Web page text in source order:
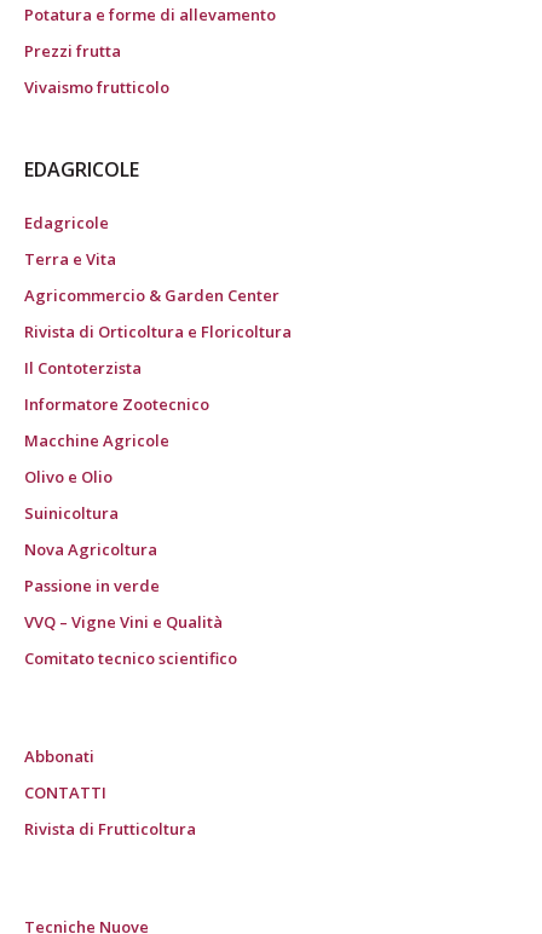
Potatura e forme di allevamento
Prezzi frutta
Vivaismo frutticolo
EDAGRICOLE
Edagricole
Terra e Vita
Agricommercio & Garden Center
Rivista di Orticoltura e Floricoltura
Il Contoterzista
Informatore Zootecnico
Macchine Agricole
Olivo e Olio
Suinicoltura
Nova Agricoltura
Passione in verde
VVQ – Vigne Vini e Qualità
Comitato tecnico scientifico
Abbonati
CONTATTI
Rivista di Frutticoltura
Tecniche Nuove